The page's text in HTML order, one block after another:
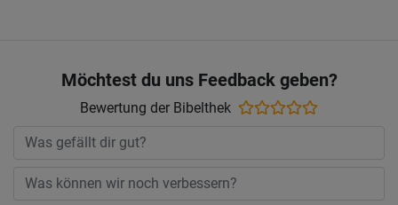
Möchtest du uns Feedback geben?
Bewertung der Bibelthek